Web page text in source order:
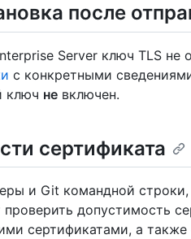
после
Server ключ TLS не
с конкретными
ключ не включен.
сертификата
и Git командной
допустимость
сертификатами, а